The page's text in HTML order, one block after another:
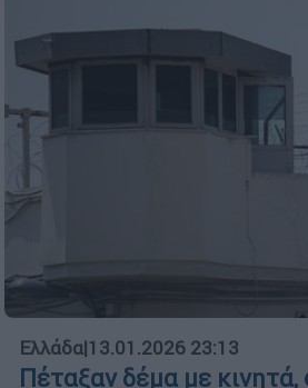
Ελλάδα|13.01.2026 23:13
Πέταξαν δέμα με